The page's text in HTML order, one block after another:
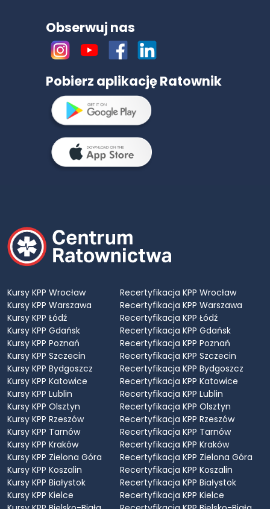
Obserwuj nas
Pobierz aplikację Ratownik
Kursy KPP Wrocław
Kursy KPP Warszawa
Kursy KPP Łódź
Kursy KPP Gdańsk
Kursy KPP Poznań
Kursy KPP Szczecin
Kursy KPP Bydgoszcz
Kursy KPP Katowice
Kursy KPP Lublin
Kursy KPP Olsztyn
Kursy KPP Rzeszów
Kursy KPP Tarnów
Kursy KPP Kraków
Kursy KPP Zielona Góra
Kursy KPP Koszalin
Kursy KPP Białystok
Kursy KPP Kielce
Recertyfikacja KPP Wrocław
Recertyfikacja KPP Warszawa
Recertyfikacja KPP Łódź
Recertyfikacja KPP Gdańsk
Recertyfikacja KPP Poznań
Recertyfikacja KPP Szczecin
Recertyfikacja KPP Bydgoszcz
Recertyfikacja KPP Katowice
Recertyfikacja KPP Lublin
Recertyfikacja KPP Olsztyn
Recertyfikacja KPP Rzeszów
Recertyfikacja KPP Tarnów
Recertyfikacja KPP Kraków
Recertyfikacja KPP Zielona Góra
Recertyfikacja KPP Koszalin
Recertyfikacja KPP Białystok
Recertyfikacja KPP Kielce